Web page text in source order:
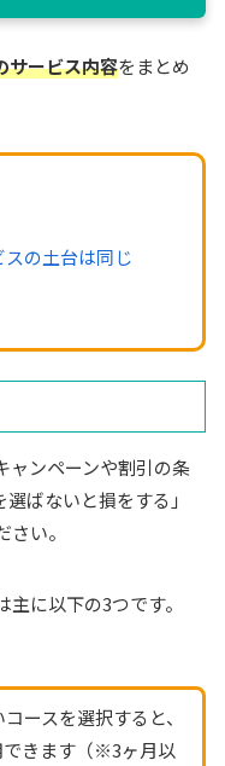
サービス内容をまとめ
の土台は同じ
ャンペーンや割引の条
ばないと損をする」
い。
に以下の3つです。
ースを選択すると、
できます（※3ヶ月以